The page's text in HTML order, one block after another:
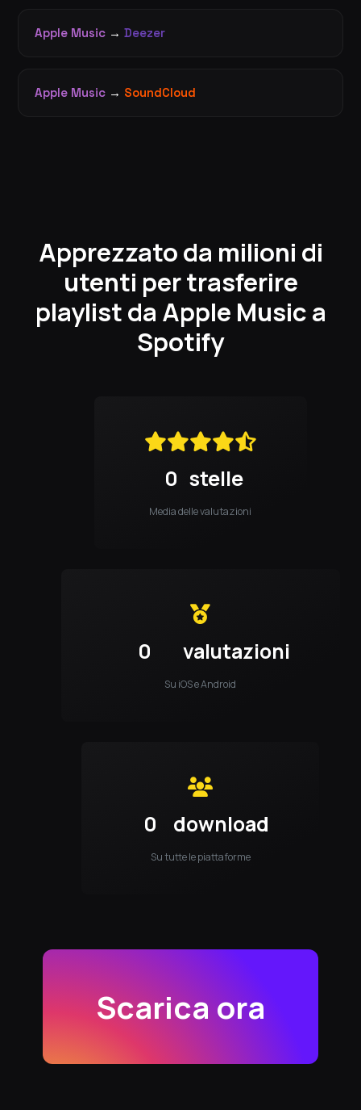
Apple Music → Deezer
Apple Music → SoundCloud
Apprezzato da milioni di
utenti per trasferire
playlist da Apple Music a
Spotify
0 stelle
Media delle valutazioni
0 valutazioni
Su iOS e Android
0 download
Su tutte le piattaforme
Scarica ora